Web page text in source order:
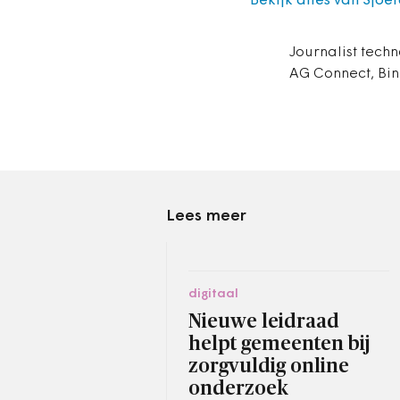
Journalist
AG Connect,
Lees meer
digitaal
Nieuwe leidraad
helpt gemeenten bij
zorgvuldig online
onderzoek